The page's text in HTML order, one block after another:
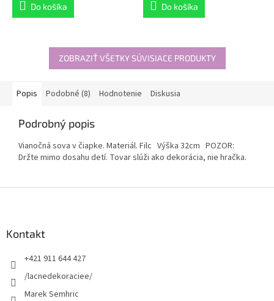
Do košíka Do košíka
ZOBRAZIŤ VŠETKY SÚVISIACE PRODUKTY
Popis Podobné (8) Hodnotenie Diskusia
Podrobný popis
Vianočná sova v čiapke. Materiál. Filc Výška 32cm POZOR:
Držte mimo dosahu detí. Tovar slúži ako dekorácia, nie hračka.
Kontakt
+421 911 644 427
/lacnedekoraciee/
Marek Semhric